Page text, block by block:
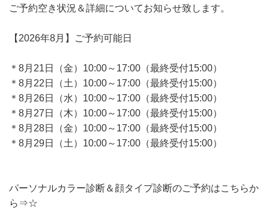
ご予約空き状況＆詳細についてお知らせ致します。
【2026年8月】ご予約可能日
＊8月21日（金）10:00～17:00（最終受付15:00）
＊8月22日（土）10:00～17:00（最終受付15:00）
＊8月26日（水）10:00～17:00（最終受付15:00）
＊8月27日（木）10:00～17:00（最終受付15:00）
＊8月28日（金）10:00～17:00（最終受付15:00）
＊8月29日（土）10:00～17:00（最終受付15:00）
パーソナルカラー診断＆顔タイプ診断のご予約はこちらか
ら⇒☆